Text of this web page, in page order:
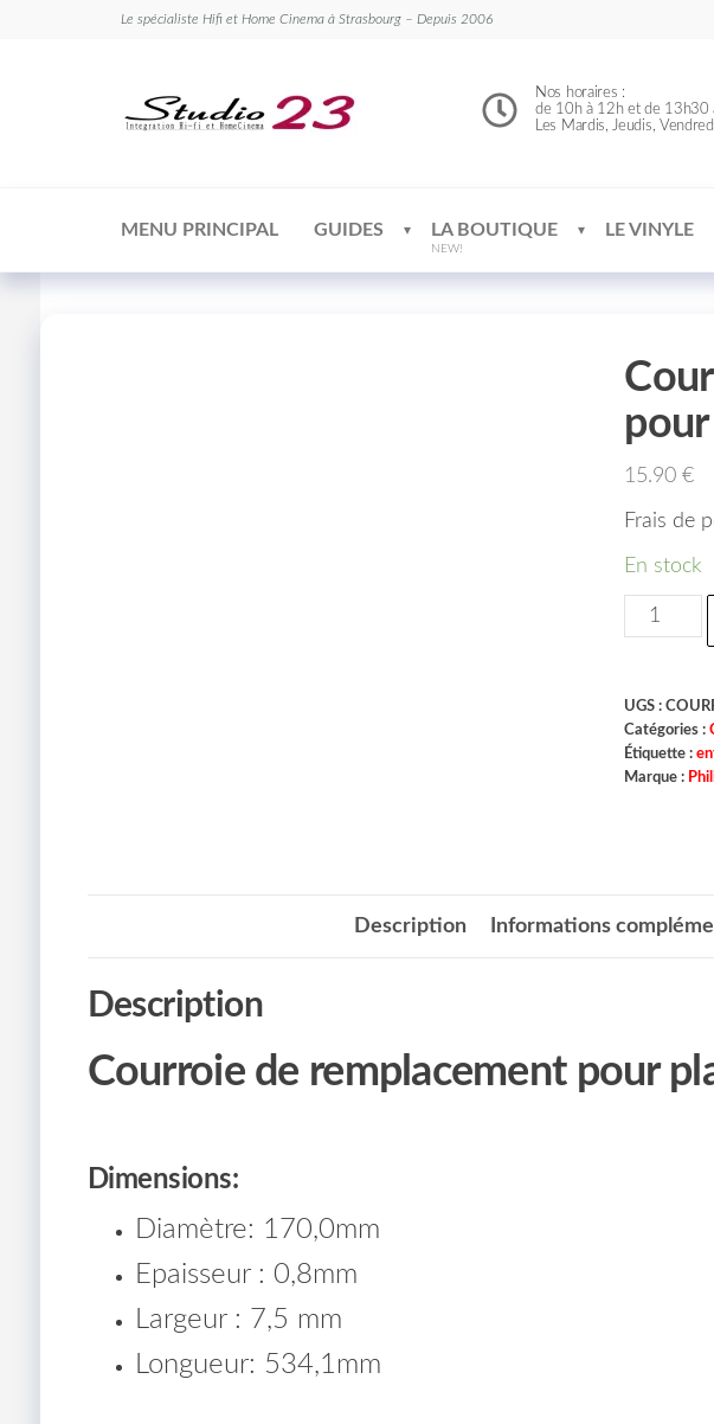
Le spécialiste Hifi et Home Cinema à Strasbourg – Depuis 2006
Nos horaires :
de 10h à 12h et de 13h30
Les Mardis, Jeudis,
MENU PRINCIPAL GUIDES LA BOUTIQUE
NEW!
LE VINYLE
15.90€
Frais de
En stock
UGS :
Catégories :
Étiquette :
Marque :
Description Informations
Description
Courroie de remplacement pour
Dimensions:
Diamètre: 170,0mm
Epaisseur : 0,8mm
Largeur : 7,5 mm
Longueur: 534,1mm